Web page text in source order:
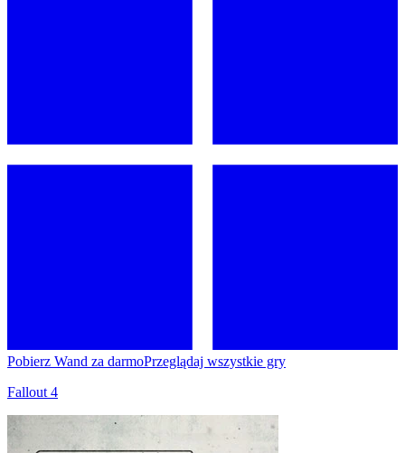
Pobierz Wand za darmoPrzeglądaj wszystkie gry
Fallout 4